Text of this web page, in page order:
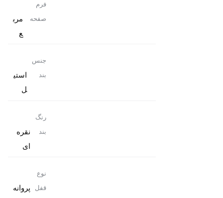
فرم
صفحه
مرب
ع
جنس
بند
استی
ل
رنگ
بند
نقره
ای
نوع
قفل
پروانه